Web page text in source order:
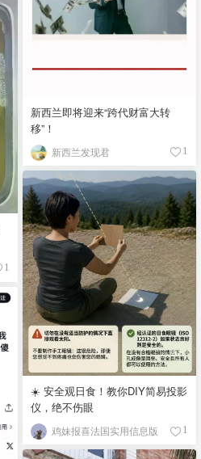
新西兰即将迎来“跨代财富大转
移”！
新西兰发现君 1
1
☀️ 安全观日食！教你DIY简易投影
仪，绝不伤眼
鸡妹报喜法国实用信息版 1